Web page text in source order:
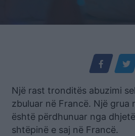
Një rast tronditës abuzimi
zbuluar në Francë. Një
është përdhunuar nga
shtëpinë e saj në Francë.